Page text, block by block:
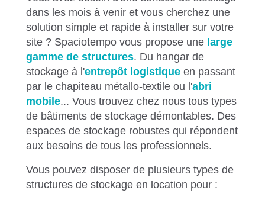
dans les mois à venir et vous cherchez une
solution simple et rapide à installer sur votre
site ? Spaciotempo vous propose une large
gamme de structures. Du hangar de
stockage à l'entrepôt logistiqueen passant
par le chapiteau métallo-textile ou l'abri
mobile... Vous trouvez chez nous tous types
de bâtiments de stockage démontables. Des
espaces de stockage robustes qui répondent
aux besoins de tous les professionnels.
Vous pouvez disposer de plusieurs types de
structures de stockage en location pour :